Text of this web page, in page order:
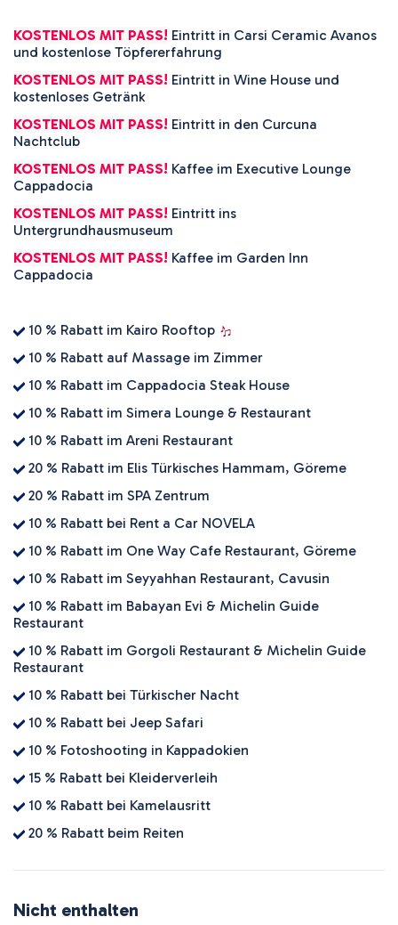
KOSTENLOS MIT PASS! Eintritt in Carsi Ceramic Avanos
und kostenlose Töpfererfahrung
KOSTENLOS MIT PASS! Eintritt in Wine House und
kostenloses Getränk
KOSTENLOS MIT PASS! Eintritt in den Curcuna
Nachtclub
KOSTENLOS MIT PASS! Kaffee im Executive Lounge
Cappadocia
KOSTENLOS MIT PASS! Eintritt ins
Untergrundhausmuseum
KOSTENLOS MIT PASS! Kaffee im Garden Inn
Cappadocia
10 % Rabatt im Kairo Rooftop
10 % Rabatt auf Massage im Zimmer
10 % Rabatt im Cappadocia Steak House
10 % Rabatt im Simera Lounge & Restaurant
10 % Rabatt im Areni Restaurant
20 % Rabatt im Elis Türkisches Hammam, Göreme
20 % Rabatt im SPA Zentrum
10 % Rabatt bei Rent a Car NOVELA
10 % Rabatt im One Way Cafe Restaurant, Göreme
10 % Rabatt im Seyyahhan Restaurant, Cavusin
10 % Rabatt im Babayan Evi & Michelin Guide
Restaurant
10 % Rabatt im Gorgoli Restaurant & Michelin Guide
Restaurant
10 % Rabatt bei Türkischer Nacht
10 % Rabatt bei Jeep Safari
10 % Fotoshooting in Kappadokien
15 % Rabatt bei Kleiderverleih
10 % Rabatt bei Kamelausritt
20 % Rabatt beim Reiten
Nicht enthalten